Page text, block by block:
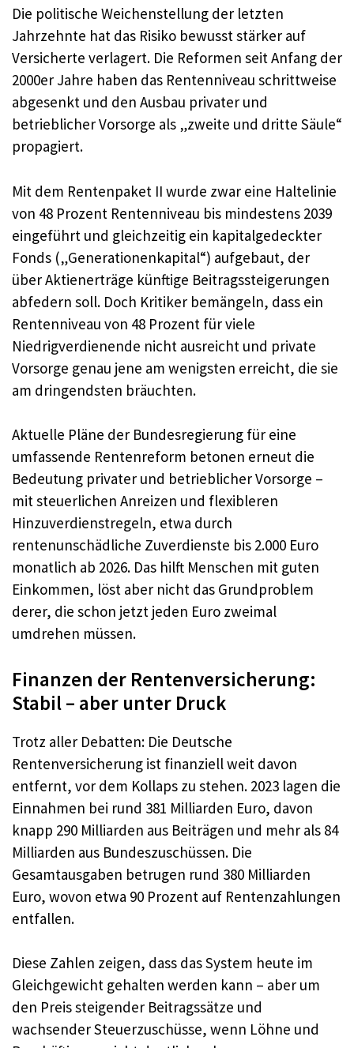
Die politische Weichenstellung der letzten
Jahrzehnte hat das Risiko bewusst stärker auf
Versicherte verlagert. Die Reformen seit Anfang der
2000er Jahre haben das Rentenniveau schrittweise
abgesenkt und den Ausbau privater und
betrieblicher Vorsorge als „zweite und dritte Säule“
propagiert.
Mit dem Rentenpaket II wurde zwar eine Haltelinie
von 48 Prozent Rentenniveau bis mindestens 2039
eingeführt und gleichzeitig ein kapitalgedeckter
Fonds („Generationenkapital“) aufgebaut, der
über Aktienerträge künftige Beitragssteigerungen
abfedern soll. Doch Kritiker bemängeln, dass ein
Rentenniveau von 48 Prozent für viele
Niedrigverdienende nicht ausreicht und private
Vorsorge genau jene am wenigsten erreicht, die sie
am dringendsten bräuchten.
Aktuelle Pläne der Bundesregierung für eine
umfassende Rentenreform betonen erneut die
Bedeutung privater und betrieblicher Vorsorge –
mit steuerlichen Anreizen und flexibleren
Hinzuverdienstregeln, etwa durch
rentenunschädliche Zuverdienste bis 2.000 Euro
monatlich ab 2026. Das hilft Menschen mit guten
Einkommen, löst aber nicht das Grundproblem
derer, die schon jetzt jeden Euro zweimal
umdrehen müssen.
Finanzen der Rentenversicherung:
Stabil – aber unter Druck
Trotz aller Debatten: Die Deutsche
Rentenversicherung ist finanziell weit davon
entfernt, vor dem Kollaps zu stehen. 2023 lagen die
Einnahmen bei rund 381 Milliarden Euro, davon
knapp 290 Milliarden aus Beiträgen und mehr als 84
Milliarden aus Bundeszuschüssen. Die
Gesamtausgaben betrugen rund 380 Milliarden
Euro, wovon etwa 90 Prozent auf Rentenzahlungen
entfallen.
Diese Zahlen zeigen, dass das System heute im
Gleichgewicht gehalten werden kann – aber um
den Preis steigender Beitragssätze und
wachsender Steuerzuschüsse, wenn Löhne und